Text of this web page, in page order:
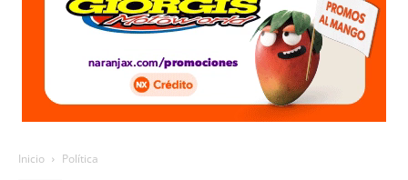
Inicio Política